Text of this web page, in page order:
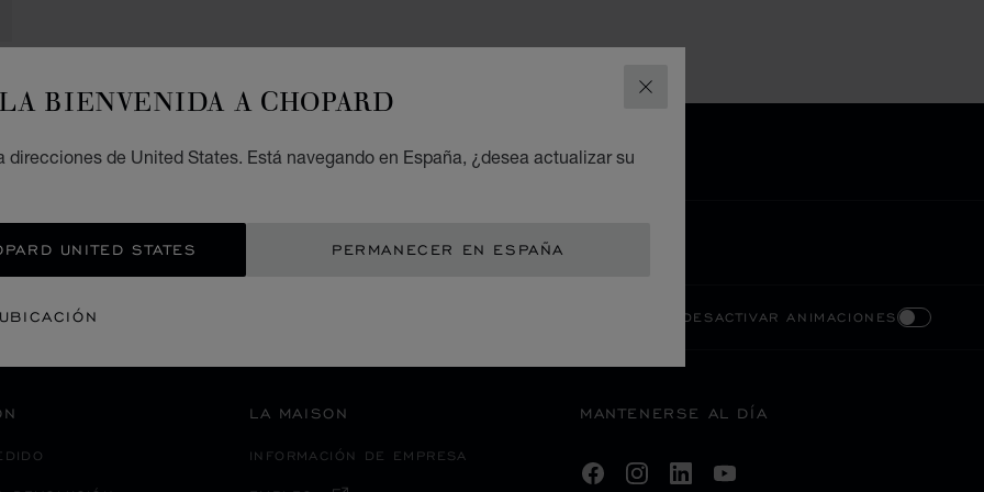
CERRAR
BIENVENIDA A CHOPARD
direcciones de United States. Está navegando en España, ¿desea actualizar su
UNITED STATES PERMANECER EN ESPAÑA
DESACTIVAR ANIMACIONES
LA MAISON
INFORMACIÓN DE EMPRESA
MANTENERSE AL DÍA